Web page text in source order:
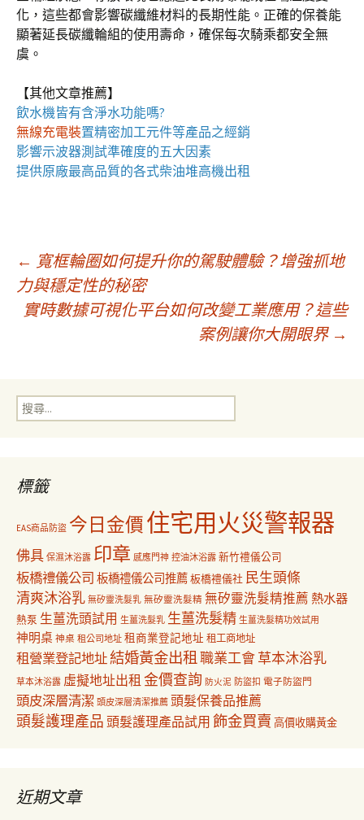
化，這些都會影響碳纖維材料的長期性能。正確的保養能
顯著延長碳纖輪組的使用壽命，確保每次騎乘都安全無
虞。
【其他文章推薦】
飲水機皆有含淨水功能嗎?
無線充電裝置精密加工元件等產品之經銷
影響示波器測試準確度的五大因素
提供原廠最高品質的各式柴油堆高機出租
文
章
覽
← 寬框輪圈如何提升你的駕駛體驗？增強抓地
力與穩定性的秘密
實時數據可視化平台如何改變工業應用？這些
案例讓你大開眼界 →
搜
尋
標籤
EAS商品防盜 今日金價住宅用火災警報器
佛具 保濕沐浴露 印章 感應門神 控油沐浴露 新竹禮儀公司
板橋禮儀公司 板橋禮儀公司推薦板橋禮儀社 民生頭條
清爽沐浴乳 無矽靈洗髮乳 無矽靈洗髮精 無矽靈洗髮精推薦 熱水器
熱泵 生薑洗頭試用 生薑洗髮乳 生薑洗髮精 生薑洗髮精功效試用
神明桌 神桌 租公司地址 租商業登記地址 租工商地址
租營業登記地址結婚黃金出租職業工會草本沐浴乳
草本沐浴露 虛擬地址出租 金價查詢 防火泥 防盜扣 電子防盜門
頭皮深層清潔 頭皮深層清潔推薦 頭髮保養品推薦
頭髮護理產品 頭髮護理產品試用 飾金買賣 高價收購黃金
近期文章